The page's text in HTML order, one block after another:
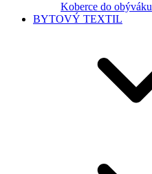
Koberce do obýváku
BYTOVÝ TEXTIL